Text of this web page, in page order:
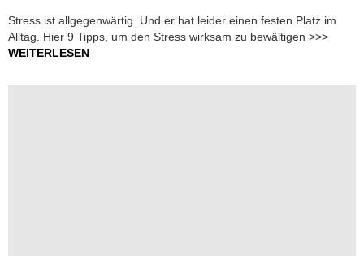
Stress ist allgegenwärtig. Und er hat leider einen festen Platz im
Alltag. Hier 9 Tipps, um den Stress wirksam zu bewältigen >>>
WEITERLESEN